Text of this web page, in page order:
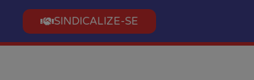
SINDICALIZE-SE